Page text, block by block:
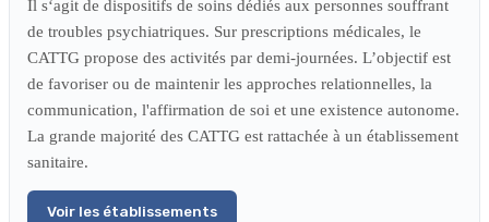
Il s‘agit de dispositifs de soins dédiés aux personnes souffrant
de troubles psychiatriques. Sur prescriptions médicales, le
CATTG propose des activités par demi-journées. L’objectif est
de favoriser ou de maintenir les approches relationnelles, la
communication, l'affirmation de soi et une existence autonome.
La grande majorité des CATTG est rattachée à un établissement
sanitaire.
Voir les établissements